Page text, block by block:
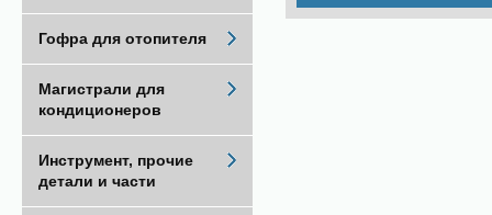
Гофра для отопителя
Магистрали для
кондиционеров
Инструмент, прочие
детали и части